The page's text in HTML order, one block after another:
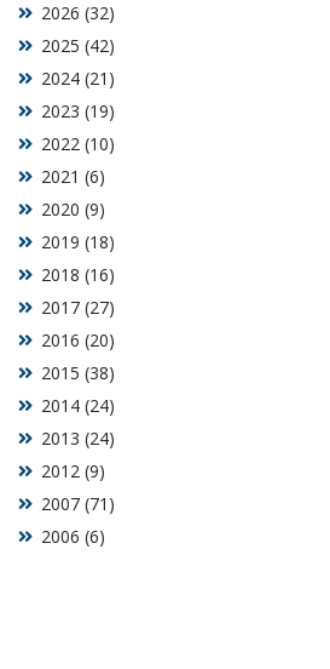
2006 (6)
2007 (71)
2012 (9)
2013 (24)
2014 (24)
2015 (38)
2016 (20)
2017 (27)
2018 (16)
2019 (18)
2020 (9)
2021 (6)
2022 (10)
2023 (19)
2024 (21)
2025 (42)
2026 (32)